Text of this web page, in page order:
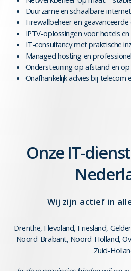
Duurzame en schaalbare
Firewallbeheer en
IPTV-oplossingen voor hotels
IT-consultancy met praktische
Managed hosting en
Ondersteuning op afstand en
Onafhankelijk advies bij telecom
Onze IT-
Wij zijn actief in
Drenthe, Flevoland, Friesland,
Noord-Brabant, Noord-Holland,
Zuid-